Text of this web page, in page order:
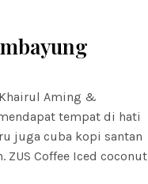
Aming &
tempat di hati
juga cuba kopi santan
Coffee Iced coconut